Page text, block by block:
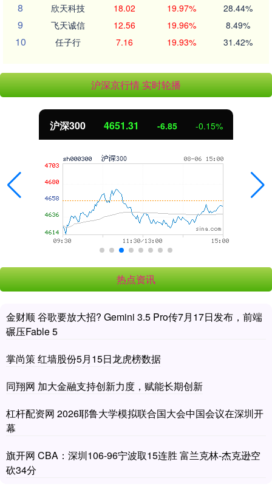
8 欣天科技 18.02 19.97% 28.44%
9 飞天诚信 12.56 19.96% 8.49%
10 任子行 7.16 19.93% 31.42%
沪深京行情 实时轮播
北证50 1122.88 3.42
热点资讯
金财顺 谷歌要放大招? Gemini 3.5 Pro传7月17日发布，前端
碾压Fable 5
掌尚策 红墙股份5月15日龙虎榜数据
同翔网 加大金融支持创新力度，赋能长期创新
杠杆配资网 2026耶鲁大学模拟联合国大会中国会议在深圳开
幕
旗开网 CBA：深圳106-96宁波取15连胜 富兰克林-杰克逊空
砍34分